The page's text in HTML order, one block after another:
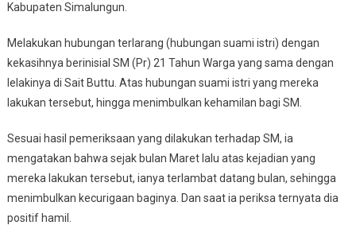
Kabupaten Simalungun.
Melakukan hubungan terlarang (hubungan suami istri) dengan
kekasihnya berinisial SM (Pr) 21 Tahun Warga yang sama dengan
lelakinya di Sait Buttu. Atas hubungan suami istri yang mereka
lakukan tersebut, hingga menimbulkan kehamilan bagi SM.
Sesuai hasil pemeriksaan yang dilakukan terhadap SM, ia
mengatakan bahwa sejak bulan Maret lalu atas kejadian yang
mereka lakukan tersebut, ianya terlambat datang bulan, sehingga
menimbulkan kecurigaan baginya. Dan saat ia periksa ternyata dia
positif hamil.